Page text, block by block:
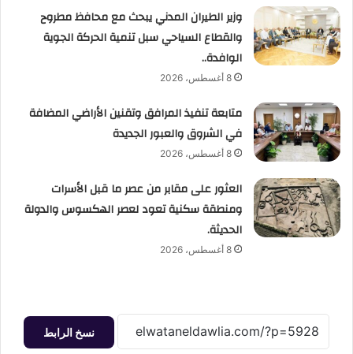
وزير الطيران المدني يبحث مع محافظ مطروح
والقطاع السياحي سبل تنمية الحركة الجوية
الوافدة..
8 أغسطس، 2026
متابعة تنفيذ المرافق وتقنين الأراضي المضافة
في الشروق والعبور الجديدة
8 أغسطس، 2026
العثور على مقابر من عصر ما قبل الأسرات
ومنطقة سكنية تعود لعصر الهكسوس والدولة
الحديثة.
8 أغسطس، 2026
نسخ الرابط